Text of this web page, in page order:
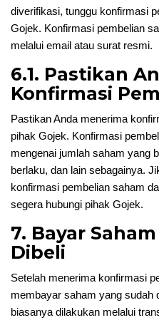
diverifikasi, tunggu konfirmasi
Gojek. Konfirmasi pembelian
melalui email atau surat resmi.
6.1. Pastikan
Konfirmasi
Pastikan Anda menerima
pihak Gojek. Konfirmasi
mengenai jumlah saham yang
berlaku, dan lain sebagainya.
konfirmasi pembelian saham
segera hubungi pihak Gojek.
7. Bayar
Dibeli
Setelah menerima konfirmasi
membayar saham yang sudah
biasanya dilakukan melalui